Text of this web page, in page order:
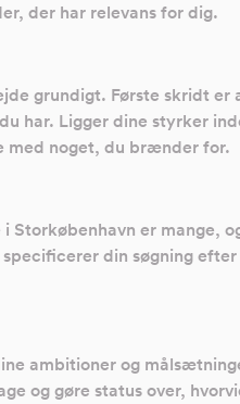
der har relevans for dig.
grundigt. Første skridt er
har. Ligger dine styrker
med noget, du brænder for.
Storkøbenhavn er mange,
din søgning
ambitioner og
og gøre status over,